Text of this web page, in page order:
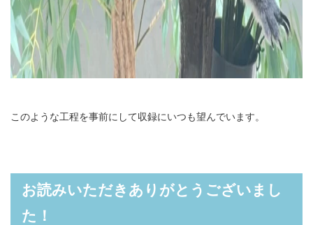
このような工程を事前にして収録にいつも望んでいます。
お読みいただきありがとうございまし
た！